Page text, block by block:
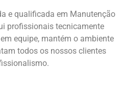
e qualificada em Manutenção
profissionais tecnicamente
equipe, mantém o ambiente
todos os nossos clientes